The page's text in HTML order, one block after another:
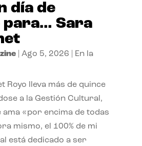
día de
para… Sara
| Ago 5, 2026
En la
Royo lleva más de quince
a la Gestión Cultural,
«por encima de todas
mismo, el 100% de mi
está dedicado a ser